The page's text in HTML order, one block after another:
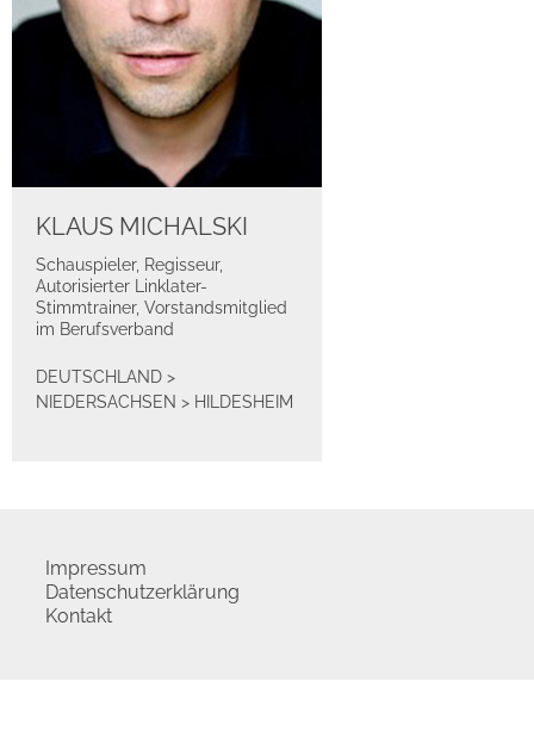
KLAUS MICHALSKI
Schauspieler, Regisseur,
Autorisierter Linklater-
Stimmtrainer, Vorstandsmitglied
im Berufsverband
DEUTSCHLAND >
NIEDERSACHSEN > HILDESHEIM
Impressum
Datenschutzerklärung
Kontakt